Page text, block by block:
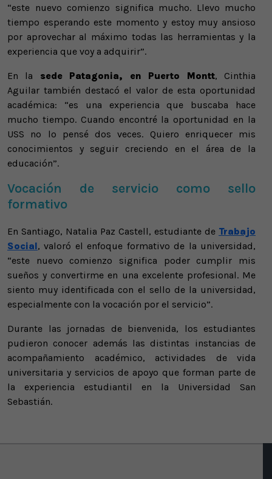
“este nuevo comienzo significa mucho. Llevo mucho
tiempo esperando este momento y estoy muy ansioso
por aprovechar al máximo todas las herramientas y la
experiencia que voy a adquirir”.
En la sede Patagonia, en Puerto Montt, Cinthia
Aguilar también destacó el valor de esta oportunidad
académica: “es una experiencia que buscaba hace
mucho tiempo. Cuando encontré la oportunidad en la
USS no lo pensé dos veces. Quiero enriquecer mis
conocimientos y seguir creciendo en el área de la
educación”.
Vocación de servicio como sello
formativo
En Santiago, Natalia Paz Castell, estudiante de Trabajo
Social, valoró el enfoque formativo de la universidad,
“este nuevo comienzo significa poder cumplir mis
sueños y convertirme en una excelente profesional. Me
siento muy identificada con el sello de la universidad,
especialmente con la vocación por el servicio”.
Durante las jornadas de bienvenida, los estudiantes
pudieron conocer además las distintas instancias de
acompañamiento académico, actividades de vida
universitaria y servicios de apoyo que forman parte de
la experiencia estudiantil en la Universidad San
Sebastián.